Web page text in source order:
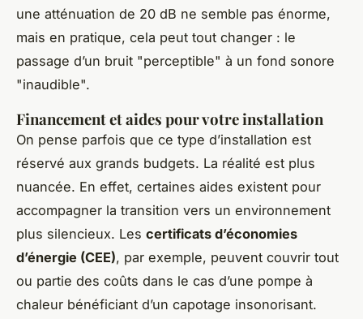
une atténuation de 20 dB ne semble pas énorme,
mais en pratique, cela peut tout changer : le
passage d’un bruit "perceptible" à un fond sonore
"inaudible".
Financement et aides pour votre installation
On pense parfois que ce type d’installation est
réservé aux grands budgets. La réalité est plus
nuancée. En effet, certaines aides existent pour
accompagner la transition vers un environnement
plus silencieux. Les certificats d’économies
d’énergie (CEE), par exemple, peuvent couvrir tout
ou partie des coûts dans le cas d’une pompe à
chaleur bénéficiant d’un capotage insonorisant.